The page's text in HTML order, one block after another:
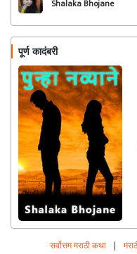
Shalaka Bhojane
पूर्ण कादंबरी
सर्वोत्तम मराठी कथा |